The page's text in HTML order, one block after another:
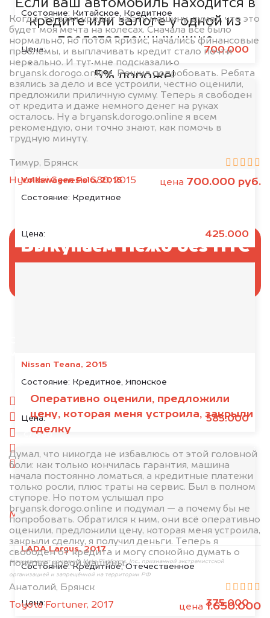
Состояние: Китайское, Кредитное
Цена: 700.000
Volkswagen Polo, 2016
Состояние: Кредитное
Цена: 425.000
Nissan Teana, 2015
Состояние: Кредитное, Японское
Цена: 585.000
LADA Largus, 2017
Состояние:Кредитное, Отечественное
Цена: 375.000
Когда-то взял кредит на эту машину, думал, что это
будет моя мечта на колесах. Сначала все было
нормально, но потом кризис, начались финансовые
проблемы, и выплачивать кредит стало почти
нереально. И тут мне подсказали о
bryansk.dorogo.online. Решил попробовать. Ребята
взялись за дело и все устроили, честно оценили,
предложили приличную сумму. Теперь я свободен
от кредита и даже немного денег на руках
осталось. Ну а bryansk.dorogo.online я всем
рекомендую, они точно знают, как помочь в
трудную минуту.
Тимур, Брянск
Hyundai Genesis G80, 2015
цена 700.000 руб.
Оперативно оценили, предложили
цену, которая меня устроила, закрыли
сделку
Думал, что никогда не избавлюсь от этой головной
боли: как только кончилась гарантия, машина
начала постоянно ломаться, а кредитные платежи
только росли, плюс траты на сервис. Был в полном
ступоре. Но потом услышал про
bryansk.dorogo.online и подумал — а почему бы не
попробовать. Обратился к ним, они всё оперативно
оценили, предложили цену, которая меня устроила,
закрыли сделку, я получил деньги. Теперь я
свободен от кредита и могу спокойно думать о
покупке новой машины.
Анатолий, Брянск
Toyota Fortuner, 2017
цена 1.650.000
Если ваш автомобиль находится в
кредите или залоге у одной из
представленных ниже
организаций, то мы купим его на
5% дороже!
Выкупаем Пежо без ПТС
1. Сфотографируйте машину:
спереди
сзади
слева
салон
2. Отправьте фотографии на номер
+79584983298 по WhatsApp*,
MAX
или на электронную почту
info@dorogo.online
*принадлежит компании Meta Platforms, Inc., признанной экстремистской
организацией и запрещённой на территории РФ